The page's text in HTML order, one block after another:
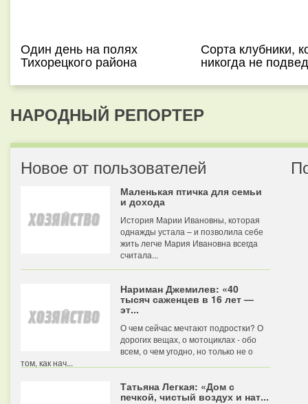
Один день на полях
Тихорецкого района
Сорта клубники,
никогда не
НАРОДНЫЙ РЕПОРТЕР
Новое от пользователей
Маленькая птичка для семьи
и дохода
История Марии Ивановны, которая
однажды устала – и позволила себе
жить легче Мария Ивановна всегда
считала...
Нариман Джемилев: «40
тысяч саженцев в 16 лет —
эт...
О чем сейчас мечтают подростки? О
дорогих вещах, о мотоциклах - обо
всем, о чем угодно, но только не о
том, как нач...
Татьяна Легкая: «Дом с
печкой, чистый воздух и нат...